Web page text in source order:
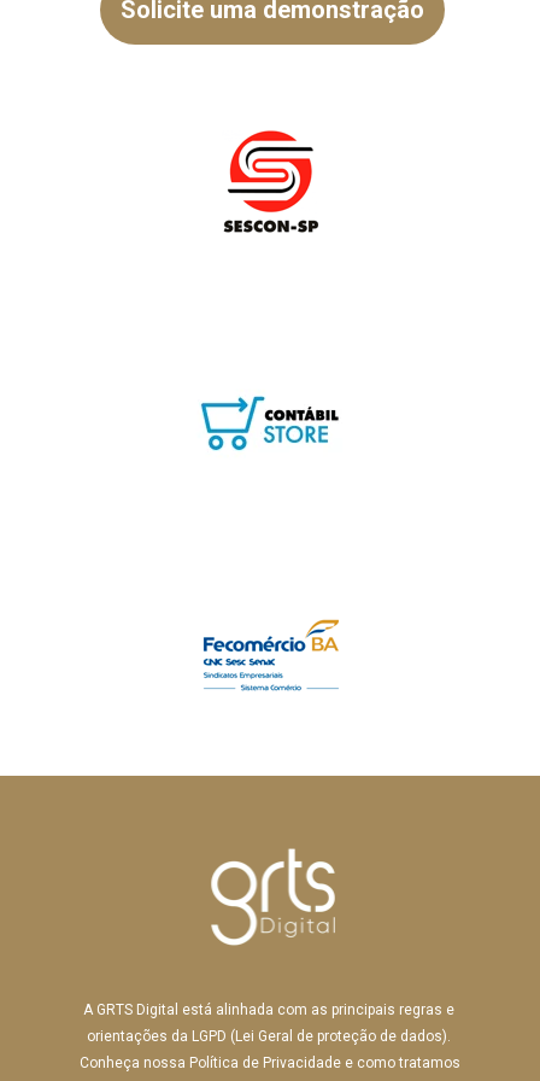
Solicite uma demonstração
A GRTS Digital está alinhada com as principais regras e
orientações da LGPD (Lei Geral de proteção de dados).
Conheça nossa Política de Privacidade e como tratamos